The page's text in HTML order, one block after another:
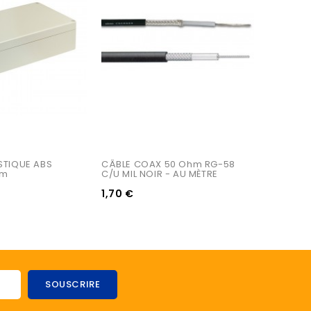
ABS CÂBLE COAX 50 Ohm RG-58
C/U MIL NOIR - AU MÈTRE
1,70 €